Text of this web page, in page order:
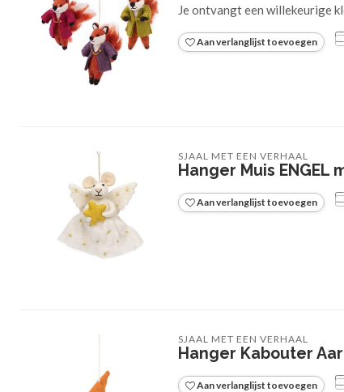
Je ontvangt een willekeurige
Aan verlanglijst toevoegen
SJAAL MET EEN VERHAAL
Hanger Muis ENGEL
Aan verlanglijst toevoegen
SJAAL MET EEN VERHAAL
Hanger Kabouter
Aan verlanglijst toevoegen